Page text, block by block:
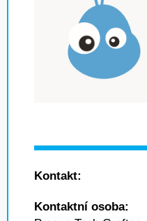
Kontakt:
Kontaktní osoba: